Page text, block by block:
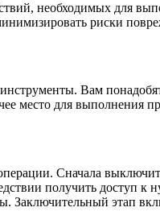
необходимых для
риски
инструменты. Вам
место для выполнения
Сначала
получить доступ
Заключительный этап